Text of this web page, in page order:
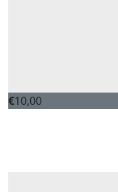
€10,00